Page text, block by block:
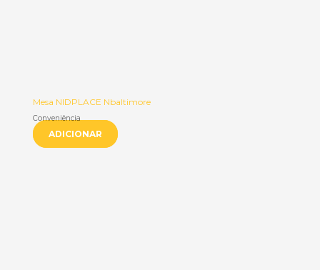
Mesa NIDPLACE Nbaltimore
Conveniência
ADICIONAR